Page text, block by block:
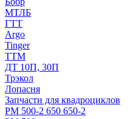
МТЛБ
ГТТ
Argo
Tinger
ТТМ
ДТ 10П, 30П
Трэкол
Лопасня
Запчасти для квадроциклов
РМ 500-2 650 650-2